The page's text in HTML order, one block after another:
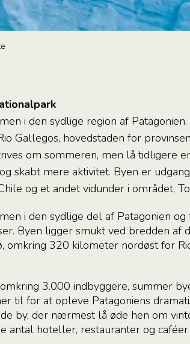
i den sydlige region af
Gallegos, hovedstaden for
om sommeren, men lå tidligere
skabt mere aktivitet. Byen er
og et andet vidunder i området,
i den sydlige del af Patagonien
Byen ligger smukt ved bredden af
omkring 320 kilometer nordøst for
3.000 indbyggere, summer
til for at opleve Patagoniens
by, der nærmest lå øde hen om
antal hoteller, restauranter og